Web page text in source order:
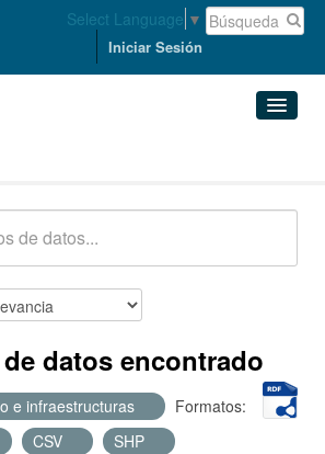
Select Language ▼
Iniciar Sesión
datos encontrado
e infraestructuras
Formatos:
CSV
SHP